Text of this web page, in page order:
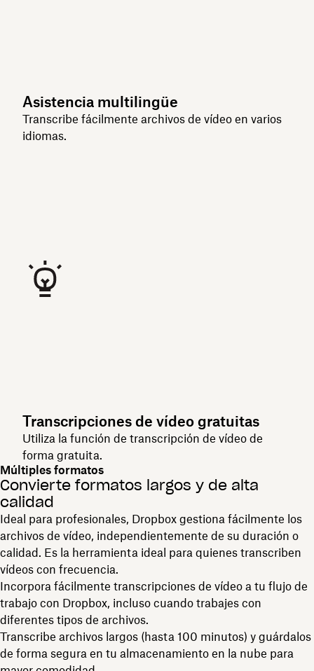
Asistencia multilingüe
Transcribe fácilmente archivos de vídeo en varios
idiomas.
Transcripciones de vídeo gratuitas
Utiliza la función de transcripción de vídeo de
forma gratuita.
Múltiples formatos
Convierte formatos largos y de alta
calidad
Ideal para profesionales, Dropbox gestiona fácilmente los
archivos de vídeo, independientemente de su duración o
calidad. Es la herramienta ideal para quienes transcriben
vídeos con frecuencia.
Incorpora fácilmente transcripciones de vídeo a tu flujo de
trabajo con Dropbox, incluso cuando trabajes con
diferentes tipos de archivos.
Transcribe archivos largos (hasta 100 minutos) y guárdalos
de forma segura en tu almacenamiento en la nube para